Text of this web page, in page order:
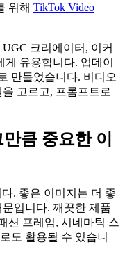
위해 TikTok Video
크리에이터, 이커
유용합니다. 업데이
만들었습니다. 비디오
고르고, 프롬프트로
큼 중요한 이
. 좋은 이미지는 더 좋
입니다. 깨끗한 제품
션 프레임, 시네마틱 스
도 활용될 수 있습니